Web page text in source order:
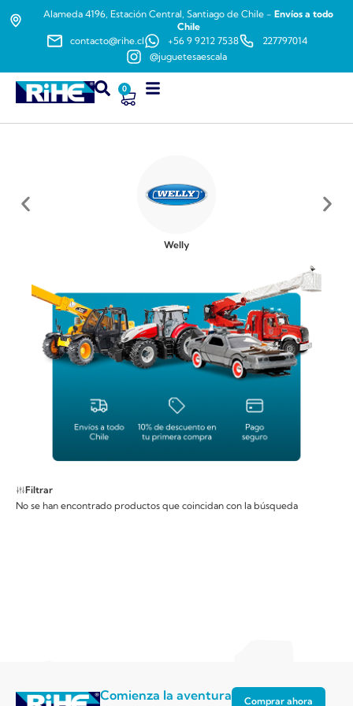
Alameda 4196, Estación Central, Santiago de Chile - Envíos a todo
Chile
contacto@rihe.cl
+56 9 9212 7538
227797014
@juguetesaescala
0
Welly
Filtrar
No se han encontrado productos que coincidan con la búsqueda
Comienza la aventura Comprar ahora